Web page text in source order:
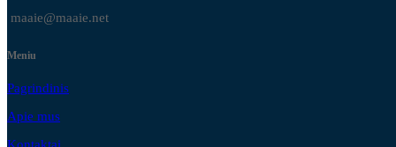
maaie@maaie.net
Meniu
Pagrindinis
Apie mus
Kontaktai